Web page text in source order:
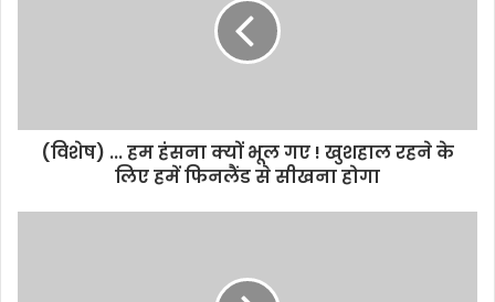
(विशेष) ... हम हंसना क्यों भूल गए ! खुशहाल रहने के
लिए हमें फिनलैंड से सीखना होगा